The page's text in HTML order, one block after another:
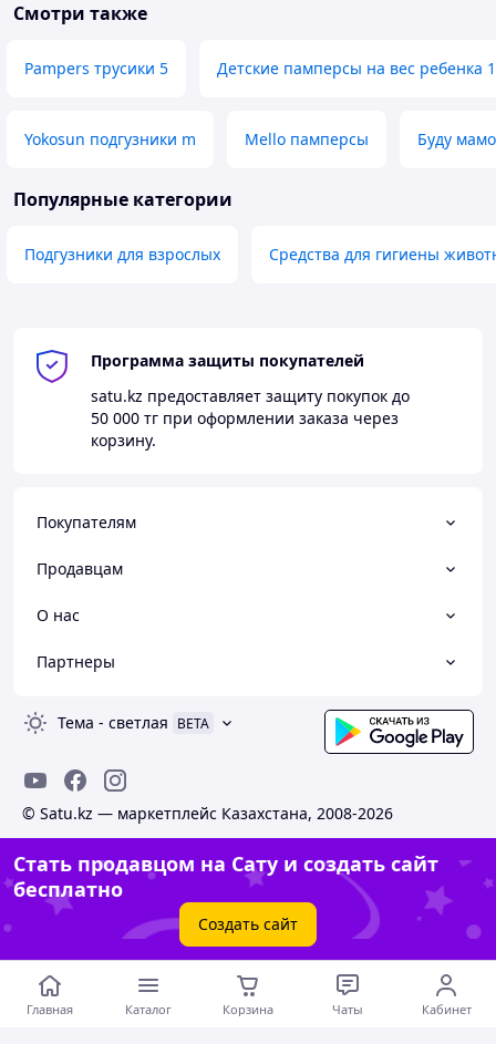
Смотри также
Pampers трусики 5 Детские памперсы на вес ребенка
Yokosun подгузники m Mello памперсы Буду
Популярные категории
Подгузники для взрослых Средства для гигиены
Программа защиты покупателей
satu.kz предоставляет защиту покупок до
50 000 тг при оформлении заказа через
корзину.
Покупателям
Продавцам
О нас
Партнеры
Тема - светлая BETA
© Satu.kz — маркетплейс Казахстана, 2008-2026
Стать продавцом на Сату и создать сайт
бесплатно
Создать сайт
Главная Каталог Корзина Чаты Кабинет